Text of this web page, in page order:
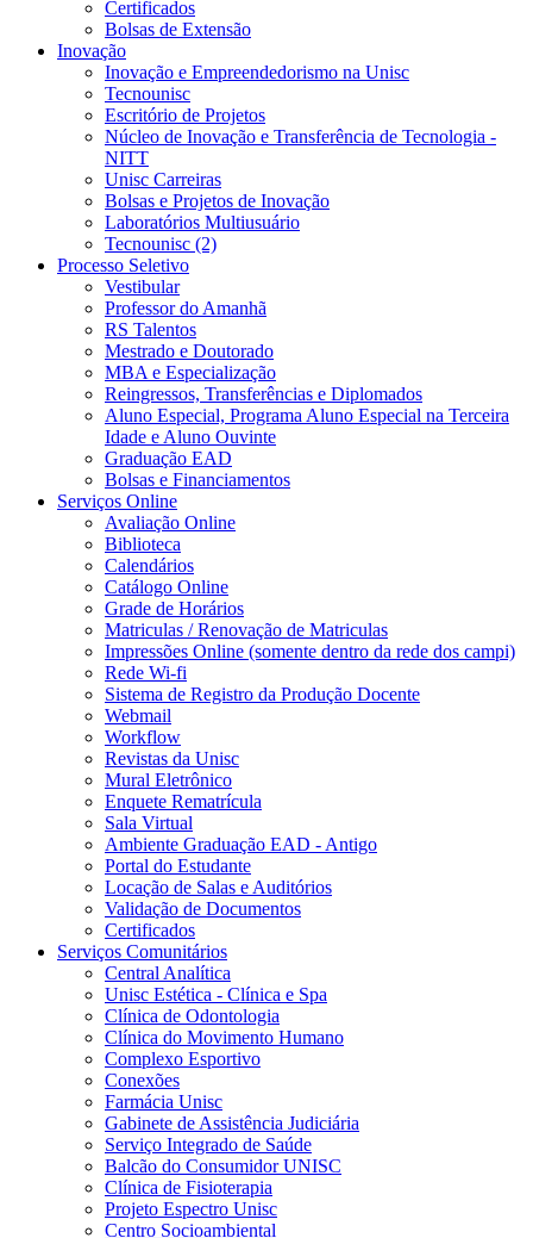
Certificados
Bolsas de Extensão
Inovação
Inovação e Empreendedorismo na Unisc
Tecnounisc
Escritório de Projetos
Núcleo de Inovação e Transferência de Tecnologia -
NITT
Unisc Carreiras
Bolsas e Projetos de Inovação
Laboratórios Multiusuário
Tecnounisc (2)
Processo Seletivo
Vestibular
Professor do Amanhã
RS Talentos
Mestrado e Doutorado
MBA e Especialização
Reingressos, Transferências e Diplomados
Aluno Especial, Programa Aluno Especial na Terceira
Idade e Aluno Ouvinte
Graduação EAD
Bolsas e Financiamentos
Serviços Online
Avaliação Online
Biblioteca
Calendários
Catálogo Online
Grade de Horários
Matriculas / Renovação de Matriculas
Impressões Online (somente dentro da rede dos campi)
Rede Wi-fi
Sistema de Registro da Produção Docente
Webmail
Workflow
Revistas da Unisc
Mural Eletrônico
Enquete Rematrícula
Sala Virtual
Ambiente Graduação EAD - Antigo
Portal do Estudante
Locação de Salas e Auditórios
Validação de Documentos
Certificados
Serviços Comunitários
Central Analítica
Unisc Estética - Clínica e Spa
Clínica de Odontologia
Clínica do Movimento Humano
Complexo Esportivo
Conexões
Farmácia Unisc
Gabinete de Assistência Judiciária
Serviço Integrado de Saúde
Balcão do Consumidor UNISC
Clínica de Fisioterapia
Projeto Espectro Unisc
Centro Socioambiental